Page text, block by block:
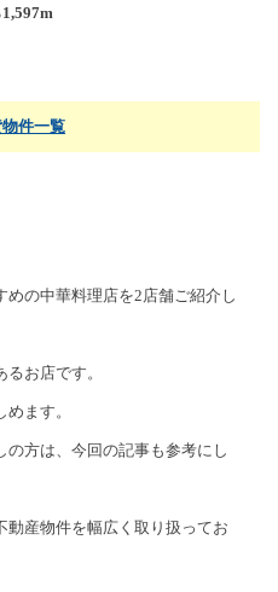
件一覧
の中華料理店を2店舗ご紹介し
お店です。
ます。
方は、今回の記事も参考にし
動産物件を幅広く取り扱ってお